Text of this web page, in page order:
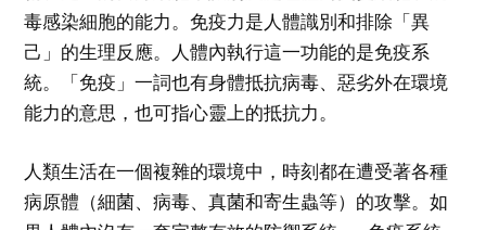
毒感染細胞的能力。免疫力是人體識別和排除「異
己」的生理反應。人體內執行這一功能的是免疫系
統。「免疫」一詞也有身體抵抗病毒、惡劣外在環境
能力的意思，也可指心靈上的抵抗力。
人類生活在一個複雜的環境中，時刻都在遭受著各種
病原體（細菌、病毒、真菌和寄生蟲等）的攻擊。如